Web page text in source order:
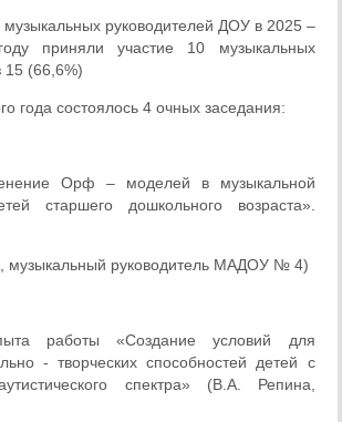
руководителей ДОУ в 2025 –
приняли участие 10 музыкальных
15 (66,6%)
года состоялось 4 очных заседания:
Орф – моделей в музыкальной
старшего дошкольного возраста».
музыкальный руководитель МАДОУ № 4)
работы «Создание условий для
- творческих способностей детей с
спектра» (В.А. Репина,